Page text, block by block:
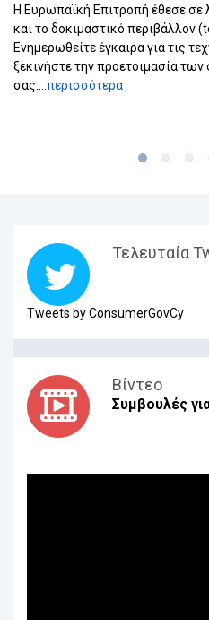
Η Ευρωπαϊκή Επιτροπή έθεσε σε
και το δοκιμαστικό περιβάλλον
Ενημερωθείτε έγκαιρα για τις
ξεκινήστε την προετοιμασία
σας.... περισσότερα
Τελευταία
Tweets by ConsumerGovCy
Βίντεο
Συμβουλές